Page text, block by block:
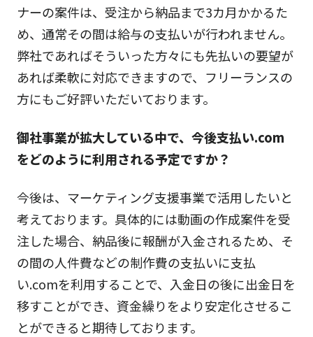
ナーの案件は、受注から納品まで3カ月かかるた
め、通常その間は給与の支払いが行われません。
弊社であればそういった方々にも先払いの要望が
あれば柔軟に対応できますので、フリーランスの
方にもご好評いただいております。
御社事業が拡大している中で、今後支払い.com
をどのように利用される予定ですか？
今後は、マーケティング支援事業で活用したいと
考えております。具体的には動画の作成案件を受
注した場合、納品後に報酬が入金されるため、そ
の間の人件費などの制作費の支払いに支払
い.comを利用することで、入金日の後に出金日を
移すことができ、資金繰りをより安定化させるこ
とができると期待しております。